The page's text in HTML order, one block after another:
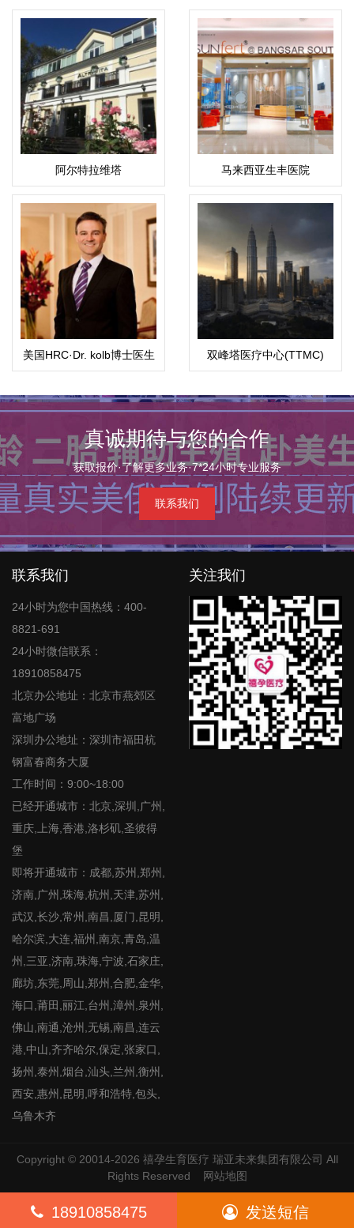
阿尔特拉维塔 马来西亚生丰医院
美国HRC·Dr. kolb博士医生 双峰塔医疗中心(TTMC)
真诚期待与您的合作
获取报价·了解更多业务·7*24小时专业服务
联系我们
联系我们
24小时为您中国热线：400-
8821-691
24小时微信联系：
18910858475
北京办公地址：北京市燕郊区
富地广场
深圳办公地址：深圳市福田杭
钢富春商务大厦
工作时间：9:00~18:00
已经开通城市：北京,深圳,广州,
重庆,上海,香港,洛杉矶,圣彼得
堡
即将开通城市：成都,苏州,郑州,
济南,广州,珠海,杭州,天津,苏州,
武汉,长沙,常州,南昌,厦门,昆明,
哈尔滨,大连,福州,南京,青岛,温
州,三亚,济南,珠海,宁波,石家庄,
廊坊,东莞,周山,郑州,合肥,金华,
海口,莆田,丽江,台州,漳州,泉州,
佛山,南通,沧州,无锡,南昌,连云
港,中山,齐齐哈尔,保定,张家口,
扬州,泰州,烟台,汕头,兰州,衡州,
西安,惠州,昆明,呼和浩特,包头,
乌鲁木齐
关注我们
Copyright © 20014-2026 禧孕生育医疗 瑞亚未来集团有限公司 All
Rights Reserved
网站地图
18910858475 发送短信